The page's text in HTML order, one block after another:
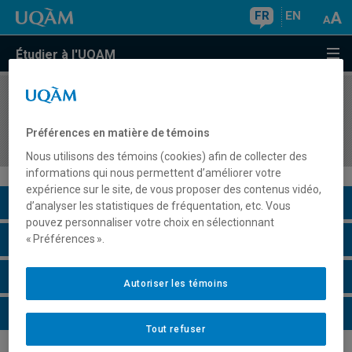
FR EN
Étudier à l'UQAM
COURS//
fin de la vie
Description du cours
Horaire - Été 2026
Horaire - Automne 2026
Horaire - Hiver 2027
Préférences en matière de témoins
Nous utilisons des témoins (cookies) afin de collecter des
informations qui nous permettent d’améliorer votre
expérience sur le site, de vous proposer des contenus vidéo,
d’analyser les statistiques de fréquentation, etc. Vous
pouvez personnaliser votre choix en sélectionnant
« Préférences ».
Tout refuser
Autoriser les témoins